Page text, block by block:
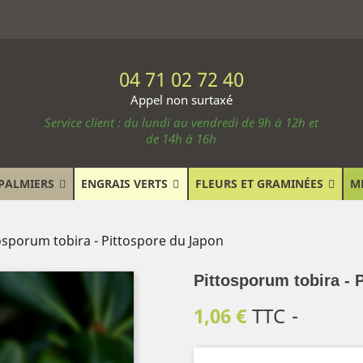
04 71 02 72 40
Appel non surtaxé
Service client : du lundi au vendredi de 9h à 12h et
de 14h à 16h
ENGRAIS VERTS FLEURS ET GRAMINÉES
tobira - Pittospore du Japon
Pittosporum tobira -
1,06 €TTC